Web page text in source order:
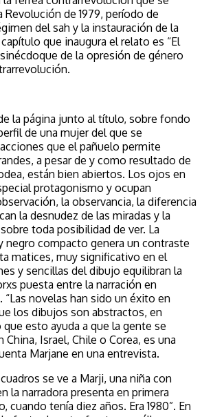
Revolución de 1979, período de
del sah y la instauración de la
que inaugura el relato es “El
de la opresión de género
la página junto al título, sobre fondo
de una mujer del que se
que el pañuelo permite
a pesar de y como resultado de
están bien abiertos. Los ojos en
protagonismo y ocupan
la observancia, la diferencia
la desnudez de las miradas y la
toda posibilidad de ver. La
negro compacto genera un contraste
matices, muy significativo en el
y sencillas del dibujo equilibran la
puesta entre la narración en
“Las novelas han sido un éxito en
los dibujos son abstractos, en
esto ayuda a que la gente se
China, Israel, Chile o Corea, es una
Marjane en una entrevista.
se ve a Marji, una niña con
la narradora presenta en primera
cuando tenía diez años. Era 1980”. En